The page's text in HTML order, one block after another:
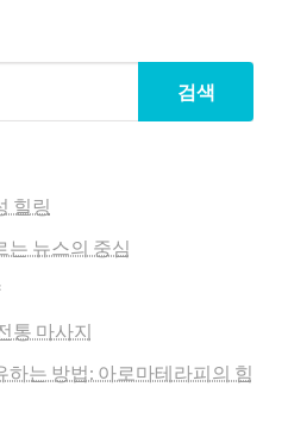
검색
힐링
는 뉴스의 중심
통 마사지
하는 방법: 아로마테라피의 힘